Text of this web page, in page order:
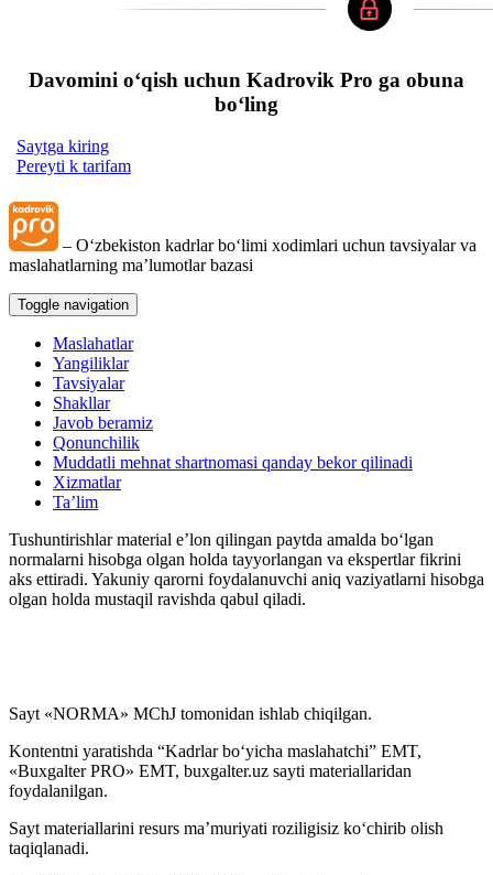
Davomini oʻqish uchun Kadrovik Pro ga obuna
boʻling
Saytga kiring
Pereyti k tarifam
– Oʻzbekiston kadrlar boʻlimi хodimlari uchun tavsiyalar va
maslahatlarning ma’lumotlar bazasi
Toggle navigation
Maslahatlar
Yangiliklar
Tavsiyalar
Shakllar
Javob beramiz
Qonunchilik
Muddatli mehnat shartnomasi qanday bekor qilinadi
Xizmatlar
Ta’lim
Tushuntirishlar material e’lon qilingan paytda amalda boʻlgan
normalarni hisobga olgan holda tayyorlangan va ekspertlar fikrini
aks ettiradi. Yakuniy qarorni foydalanuvchi aniq vaziyatlarni hisobga
olgan holda mustaqil ravishda qabul qiladi.
Sayt «NORMA» MChJ tomonidan ishlab chiqilgan.
Kontentni yaratishda “Kadrlar boʻyicha maslahatchi” EMT,
«Buxgalter PRO» EMT, buxgalter.uz sayti materiallaridan
foydalanilgan.
Sayt materiallarini resurs ma’muriyati roziligisiz koʻchirib olish
taqiqlanadi.